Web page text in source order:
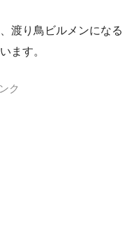
渡り鳥ビルメンになる
ます。
ク